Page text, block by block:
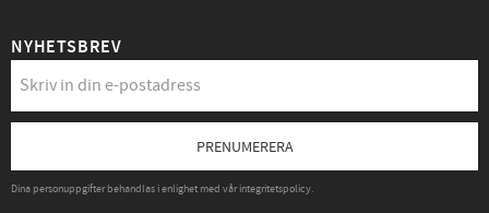
NYHETSBREV
PRENUMERERA
Dina personuppgifter behandlas i enlighet med vårintegritetspolicy.